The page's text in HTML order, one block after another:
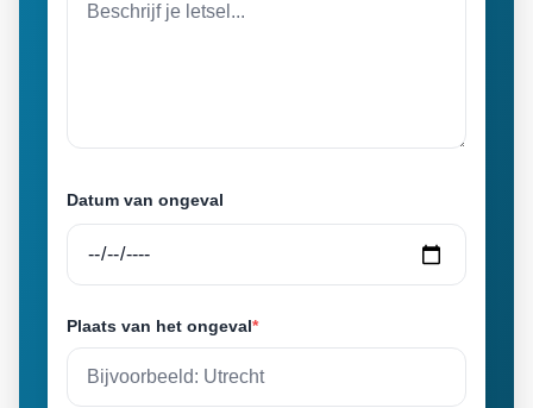
Datum van ongeval
Plaats van het ongeval*